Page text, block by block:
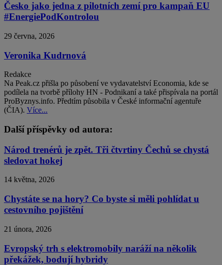
Česko jako jedna z pilotních zemí pro kampaň EU
#EnergiePodKontrolou
29 června, 2026
Veronika Kudrnová
Redakce
Na Peak.cz přišla po působení ve vydavatelství Economia, kde se
podílela na tvorbě přílohy HN - Podnikaní a také přispívala na portál
ProByznys.info. Předtím působila v České informační agentuře
(ČIA). Více...
Další příspěvky od autora:
Národ trenérů je zpět. Tři čtvrtiny Čechů se chystá
sledovat hokej
14 května, 2026
Chystáte se na hory? Co byste si měli pohlídat u
cestovního pojištění
21 února, 2026
Evropský trh s elektromobily naráží na několik
překážek, bodují hybridy